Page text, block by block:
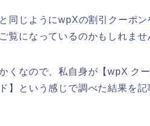
同じようにwpXの割引クーポ
覧になっているのかもしれませ
くなので、私自身が【wpX ク
】という感じで調べた結果を記